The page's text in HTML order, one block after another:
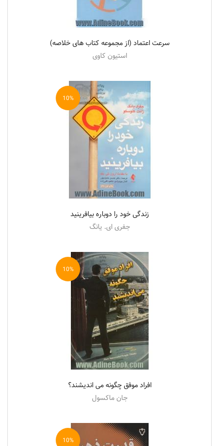
سرعت اعتماد (از مجموعه کتاب های خلاصه)
استیون کاوی
10%
زندگی خود را دوباره بیافرینید
جفری ای. یانگ
10%
افراد موفق چگونه می اندیشند؟
جان ماکسول
10%